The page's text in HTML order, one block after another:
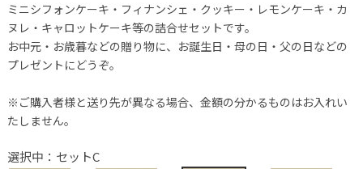
ミニシフォンケーキ・フィナンシェ・クッキー・レモンケーキ・カ
ヌレ・キャロットケーキ等の詰合せセットです。
お中元・お歳暮などの贈り物に、お誕生日・母の日・父の日などの
プレゼントにどうぞ。
※ご購入者様と送り先が異なる場合、金額の分かるものはお入れい
たしません。
選択中：セットC